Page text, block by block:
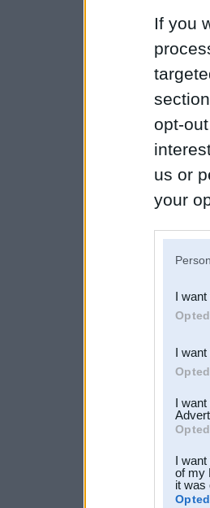
If you
opt-
us or
your
third
I
I
I
I
of my
it was